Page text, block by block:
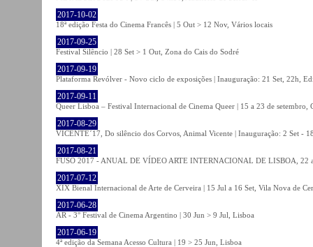
2017-10-02
18ª edição Festa do Cinema Francês | 5 Out > 12 Nov, Vários locais
2017-09-25
Festival Silêncio | 28 Set > 1 Out, Zona do Cais do Sodré
2017-09-19
Plataforma Revólver - Novo ciclo de exposições | Inauguração: 21 Set, 22h,
2017-09-11
Queer Lisboa – Festival Internacional de Cinema Queer | 15 a 23 de setembro,
2017-08-29
VICENTE´17, Do silêncio dos Corvos, Animal Vicente | Inauguração: 2 Set -
2017-08-21
FUSO 2017 - ANUAL DE VÍDEO ARTE INTERNACIONAL DE LISBOA, 22
2017-07-12
XIX Bienal Internacional de Arte de Cerveira | 15 Jul a 16 Set, Vila Nova de
2017-06-28
AR - 3° Festival de Cinema Argentino | 30 Jun > 9 Jul, Lisboa
2017-06-19
4ª edição da Semana Acesso Cultura | 19 > 25 Jun, Lisboa